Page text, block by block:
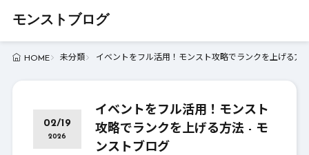
モンストブログ
HOME 未分類 イベントをフル活用！モンスト攻略でランクを上げる方
02/19
2026
イベントをフル活用！モンスト
攻略でランクを上げる方法 - モ
ンストブログ